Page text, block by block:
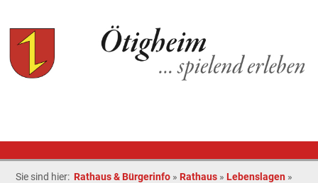
Sie sind hier: Rathaus & Bürgerinfo » Rathaus » Lebenslagen »